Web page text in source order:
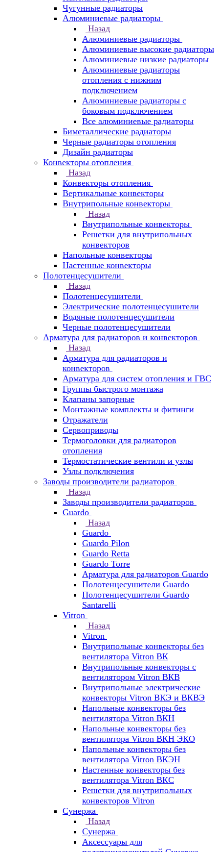
Чугунные радиаторы
Алюминиевые радиаторы
Назад
Алюминиевые радиаторы
Алюминиевые высокие радиаторы
Алюминиевые низкие радиаторы
Алюминиевые радиаторы
отопления с нижним
подключением
Алюминиевые радиаторы с
боковым подключением
Все алюминиевые радиаторы
Биметаллические радиаторы
Черные радиаторы отопления
Дизайн радиаторы
Конвекторы отопления
Назад
Конвекторы отопления
Вертикальные конвекторы
Внутрипольные конвекторы
Назад
Внутрипольные конвекторы
Решетки для внутрипольных
конвекторов
Напольные конвекторы
Настенные конвекторы
Полотенцесушители
Назад
Полотенцесушители
Электрические полотенцесушители
Водяные полотенцесушители
Черные полотенцесушители
Арматура для радиаторов и конвекторов
Назад
Арматура для радиаторов и
конвекторов
Арматура для систем отопления и ГВС
Группы быстрого монтажа
Клапаны запорные
Монтажные комплекты и фитинги
Отражатели
Сервоприводы
Термоголовки для радиаторов
отопления
Термостатические вентили и узлы
Узлы подключения
Заводы производители радиаторов
Назад
Заводы производители радиаторов
Guardo
Назад
Guardo
Guardo Pilon
Guardo Retta
Guardo Torre
Арматура для радиаторов Guardo
Полотенцесушители Guardo
Полотенцесушители Guardo
Santarelli
Vitron
Назад
Vitron
Внутрипольные конвекторы без
вентилятора Vitron ВК
Внутрипольные конвекторы с
вентилятором Vitron ВКВ
Внутрипольные электрические
конвекторы Vitron ВКЭ и ВКВЭ
Напольные конвекторы без
вентилятора Vitron ВКН
Напольные конвекторы без
вентилятора Vitron ВКН ЭКО
Напольные конвекторы без
вентилятора Vitron ВКЭН
Настенные конвекторы без
вентилятора Vitron ВКС
Решетки для внутрипольных
конвекторов Vitron
Сунержа
Назад
Сунержа
Аксессуары для